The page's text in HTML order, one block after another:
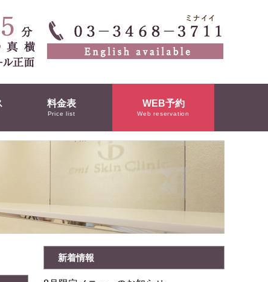
料金表
Price list
WEB予約
Web reservation
新着情報